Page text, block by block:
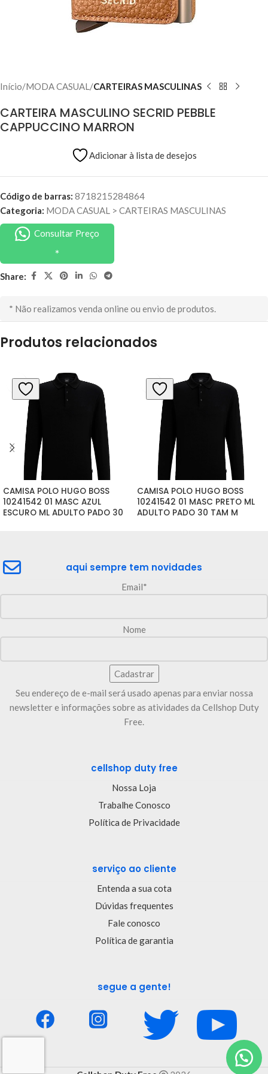
Início MODA CASUAL CARTEIRAS MASCULINAS
CARTEIRA MASCULINO SECRID PEBBLE
CAPPUCCINO MARRON
Adicionar à lista de desejos
Código de barras: 8718215284864
Categoria: MODA CASUAL > CARTEIRAS MASCULINAS
Consultar Preço
Share:
* Não realizamos venda online ou envio de produtos.
Produtos relacionados
CAMISA POLO HUGO BOSS
10241542 01 MASC AZUL
ESCURO ML ADULTO PADO 30
CAMISA POLO HUGO BOSS
10241542 01 MASC PRETO ML
ADULTO PADO 30 TAM M
aqui sempre tem novidades
Email*
Nome
Seu endereço de e-mail será usado apenas para enviar nossa
newsletter e informações sobre as atividades da Cellshop Duty
Free.
cellshop duty free
Nossa Loja
Trabalhe Conosco
Política de Privacidade
serviço ao cliente
Entenda a sua cota
Dúvidas frequentes
Fale conosco
Política de garantia
segue a gente!